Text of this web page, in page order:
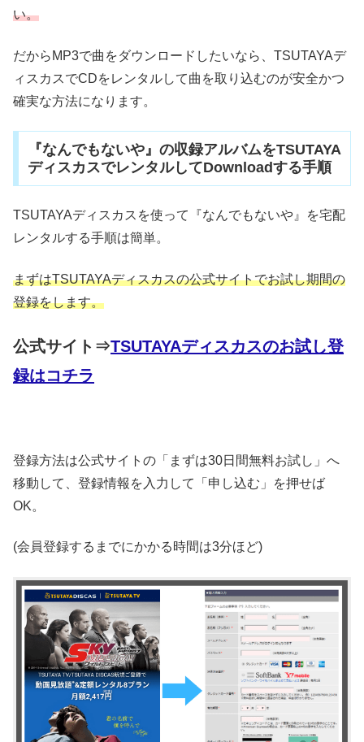
い。
だからMP3で曲をダウンロードしたいなら、TSUTAYAデ
ィスカスでCDをレンタルして曲を取り込むのが安全かつ
確実な方法になります。
『なんでもないや』の収録アルバムをTSUTAYA
ディスカスでレンタルしてDownloadする手順
TSUTAYAディスカスを使って『なんでもないや』を宅配
レンタルする手順は簡単。
まずはTSUTAYAディスカスの公式サイトでお試し期間の
登録をします。
公式サイト⇒TSUTAYAディスカスのお試し登
録はコチラ
登録方法は公式サイトの「まずは30日間無料お試し」へ
移動して、登録情報を入力して「申し込む」を押せば
OK。
(会員登録するまでにかかる時間は3分ほど)